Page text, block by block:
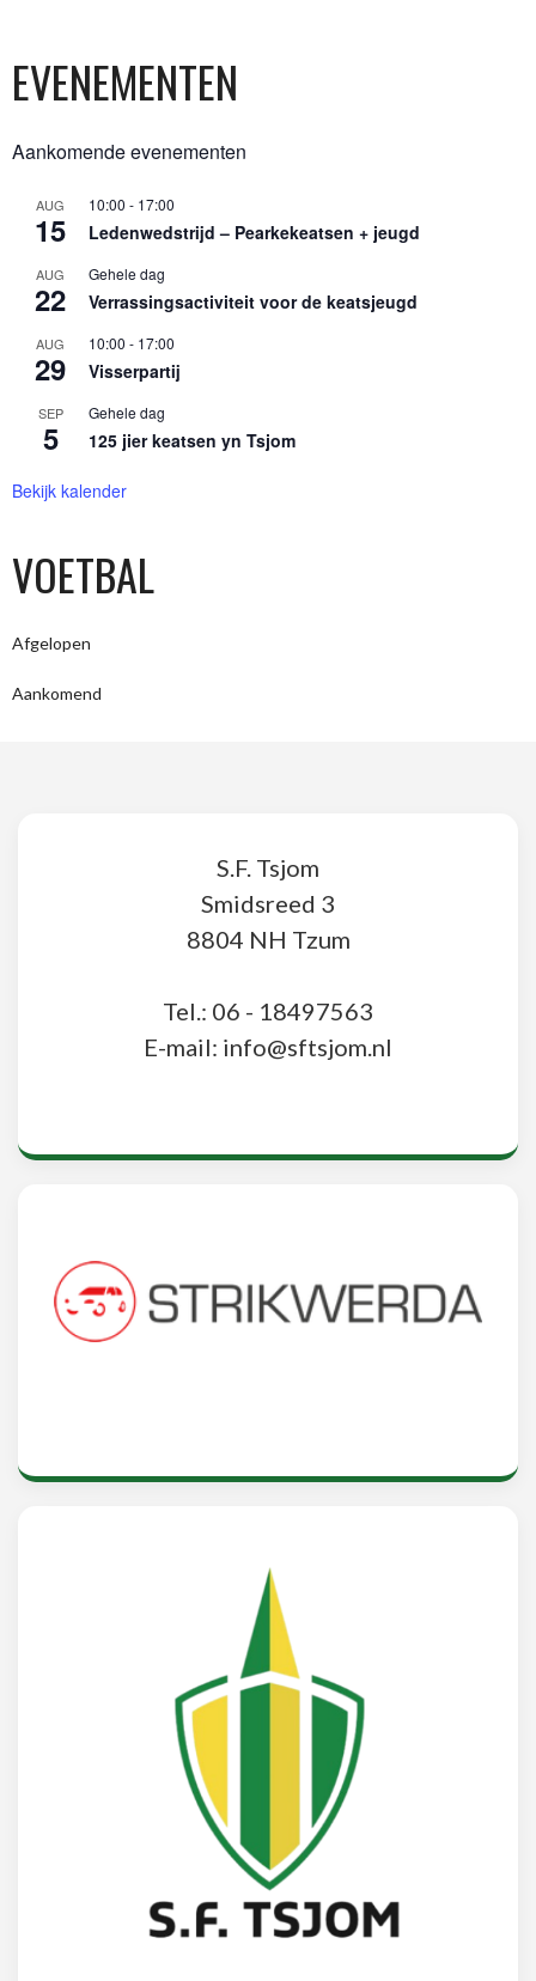
EVENEMENTEN
Aankomende evenementen
AUG
15
10:00 - 17:00
Ledenwedstrijd – Pearkekeatsen + jeugd
AUG
22
Gehele dag
Verrassingsactiviteit voor de keatsjeugd
AUG
29
10:00 - 17:00
Visserpartij
SEP
5
Gehele dag
125 jier keatsen yn Tsjom
Bekijk kalender
VOETBAL
Afgelopen
Aankomend
S.F. Tsjom
Smidsreed 3
8804 NH Tzum
Tel.: 06 - 18497563
E-mail: info@sftsjom.nl